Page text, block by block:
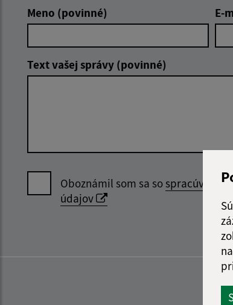
Meno (povinné) E-
Text vašej správy (povinné)
Oboznámil som sa sospracúvaním
údajov